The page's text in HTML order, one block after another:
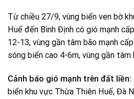
Từ chiều 27/9, vùng biển ven bờ
Huế đến Bình Định có gió mạnh
12-13, vùng gần tâm bão mạnh
sóng biển cao 4-6m, vùng gần tâm
Cảnh báo gió mạnh trên đất liền:
biển khu vực Thừa Thiên Huế, Đà